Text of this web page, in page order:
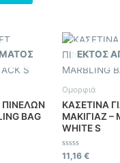
ΠΙΝΕΛΩΝ
BAG
ΕΚΤΌΣ
Ομορφιά
ΚΑΣΕΤΙΝΑ
ΜΑΚΙΓΙΑΖ –
WHITE S
Βαθμολογήθηκε
11,16 €